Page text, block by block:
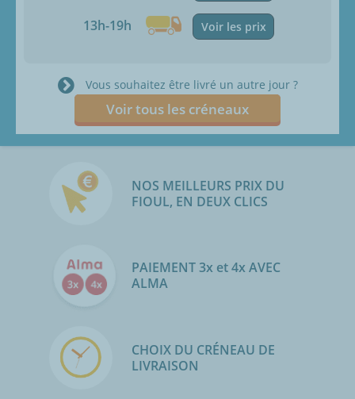
13h-19h Voir les prix
Vous souhaitez être livré un autre jour ?
Voir tous les créneaux
NOS MEILLEURS PRIX DU
FIOUL, EN DEUX CLICS
PAIEMENT 3x et 4x AVEC
ALMA
CHOIX DU CRÉNEAU DE
LIVRAISON